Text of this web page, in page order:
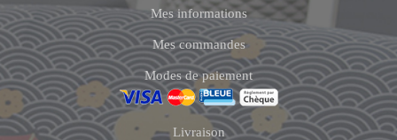
Mes informations
Mes commandes
Modes de paiement
Livraison